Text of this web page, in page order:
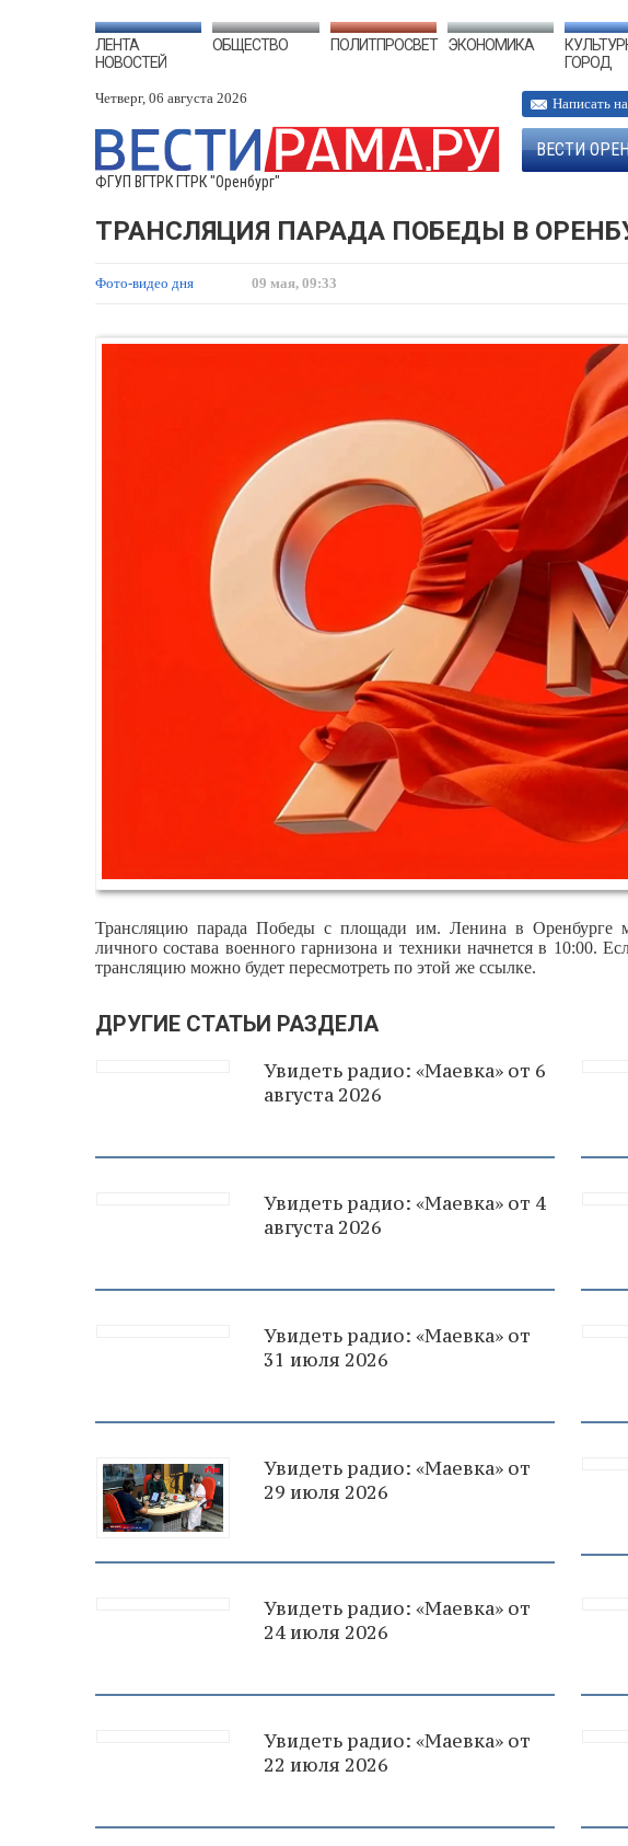
ЛЕНТА
НОВОСТЕЙ
ОБЩЕСТВО ПОЛИТПРОСВЕТ ЭКОНОМИКА
ГОРОД
Четверг, 06 августа 2026
ФГУП ВГТРК ГТРК "Оренбург"
Написать
ВЕСТИ
ТРАНСЛЯЦИЯ ПАРАДА ПОБЕДЫ В
Фото-видео дня 09 мая, 09:33
Трансляцию парада Победы с площади им. Ленина в Оренбурге
личного состава военного гарнизона и техники начнется в 10:00.
трансляцию можно будет пересмотреть по этой же ссылке.
ДРУГИЕ СТАТЬИ РАЗДЕЛА
Увидеть радио: «Маевка» от 6
августа 2026
Увидеть радио: «Маевка» от 4
августа 2026
Увидеть радио: «Маевка» от
31 июля 2026
Увидеть радио: «Маевка» от
29 июля 2026
Увидеть радио: «Маевка» от
24 июля 2026
Увидеть радио: «Маевка» от
22 июля 2026